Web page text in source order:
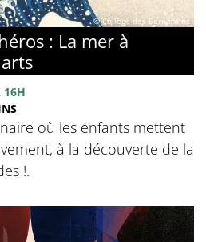
© Collège des Bernardins
: La mer à
16H
où les enfants mettent
à la découverte de la
!.